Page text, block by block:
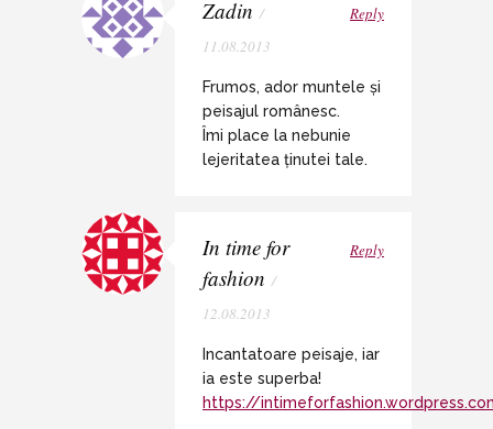
Zadin /
11.08.2013
Reply
Frumos, ador muntele și
peisajul românesc.
Îmi place la nebunie
lejeritatea ținutei tale.
In time for
fashion /
12.08.2013
Reply
Incantatoare peisaje, iar
ia este superba!
https://